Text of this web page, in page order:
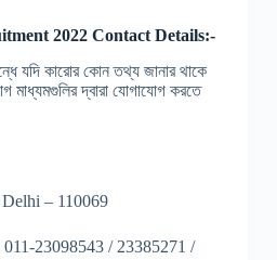
2022 Contact Details:-
যদি কারোর কোন তথ্য জানার থাকে
মাধ্যমগুলির দ্বারা যোগাযোগ করতে
– 110069
011-23098543 / 23385271 /